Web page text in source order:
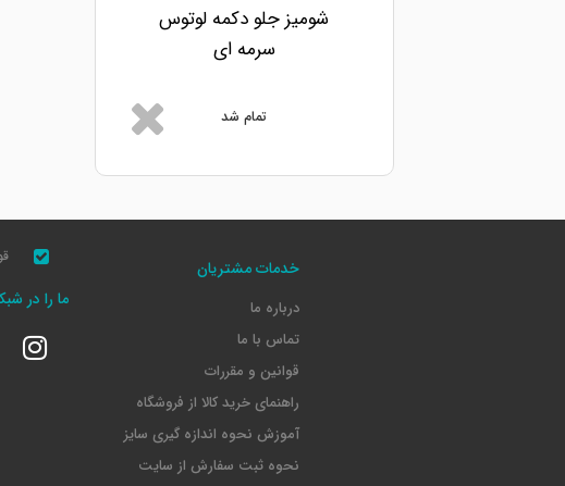
شومیز جلو دکمه لوتوس
سرمه ای
تمام شد
خدمات مشتریان
درباره ما
تماس با ما
قوانین و مقررات
راهنمای خرید کالا از فروشگاه
آموزش نحوه اندازه گیری سایز
نحوه ثبت سفارش از سایت
ما را در